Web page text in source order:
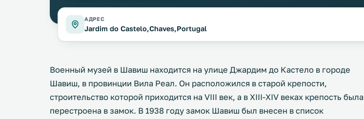
АДРЕС
Jardim do Castelo,Chaves,Portugal
Военный музей в Шавиш находится на улице Джардим до Кастело в городе
Шавиш, в провинции Вила Реал. Он расположился в старой крепости,
строительство которой приходится на VIII век, а в XIII-XIV веках крепость была
перестроена в замок. В 1938 году замок Шавиш был внесен в список